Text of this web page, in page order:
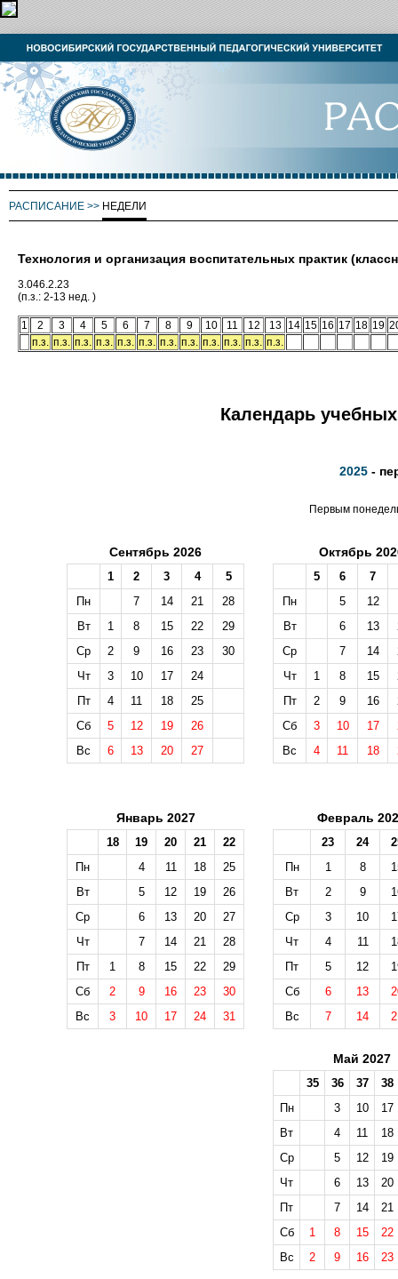
РАСПИСАНИЕ >> НЕДЕЛИ
Технология и организация воспитательных практик
3.046.2.23
(п.з.: 2-13 нед. )
1 2 3 4 5 6 7 8 9 10 11 12 13 14 15 16 17 18 19
п.з. п.з. п.з. п.з. п.з. п.з. п.з. п.з. п.з. п.з. п.з. п.з.
Календарь
2025-
Первым
Сентябрь 2026
1 2 3 4
5
Пн
7 14 21
28
Вт
1 8 15 22
29
Ср
2 9 16 23
30
Чт
3 10 17
24
Пт
4 11 18
25
Сб
5 12 19
26
Вс
6 13 20 27
Октябрь
5 6
7
Пн
5 12
Вт
6 13
Ср
7 14
Чт
1 8 15
Пт
2 9 16
Сб
3 10 17
Вс
4 11 18
Январь 2027
18 19 20 21
22
Пн
4 11 18
25
Вт
5 12 19
26
Ср
6 13 20
27
Чт
7 14 21
28
Пт
1 8 15 22
29
Сб
2 9 16 23
30
Вс
3 10 17 24 31
Февраль
23 24
Пн
1 8
Вт
2 9
Ср
3 10
Чт
4 11
Пт
5 12
Сб
6 13
Вс
7 14
Май 2027
35 36 37
38
Пн
3 10
17
Вт
4 11
18
Ср
5 12
19
Чт
6 13
20
Пт
7 14
21
Сб
1 8 15
22
Вс
2 9 16 23